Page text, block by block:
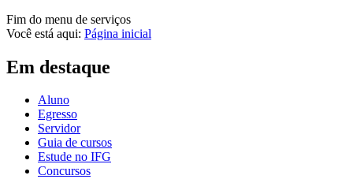
Fim do menu de serviços
Você está aqui: Página inicial
Em destaque
Aluno
Egresso
Servidor
Guia de cursos
Estude no IFG
Concursos